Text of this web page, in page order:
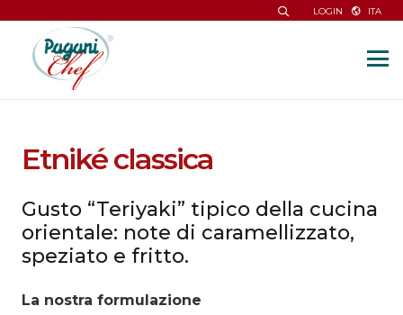
LOGIN ITA
Etniké classica
Gusto “Teriyaki” tipico della cucina
orientale: note di caramellizzato,
speziato e fritto.
La nostra formulazione